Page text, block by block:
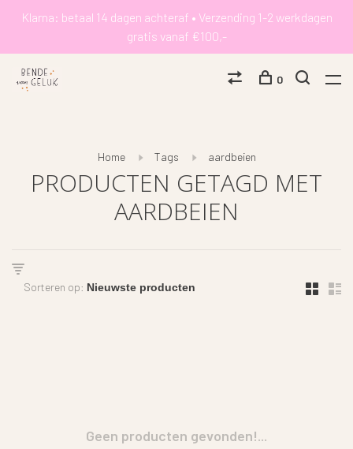
Klarna: betaal 14 dagen achteraf • Verzending 1-2 werkdagen
gratis vanaf €100,-
0
Home Tags aardbeien
PRODUCTEN GETAGD MET
AARDBEIEN
Sorteren op:
Geen producten gevonden!...